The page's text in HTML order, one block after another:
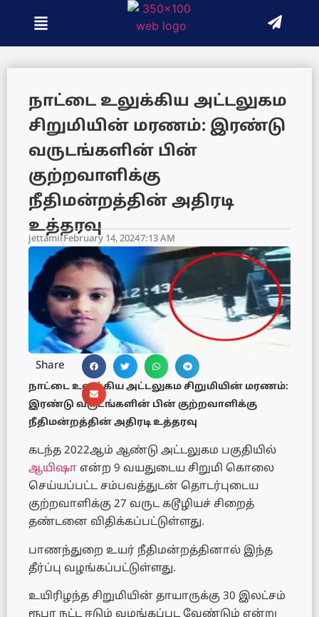
நாட்டை உலுக்கிய அட்டலுகம
சிறுமியின் மரணம்: இரண்டு
வருடங்களின் பின்
குற்றவாளிக்கு
நீதிமன்றத்தின் அதிரடி
உத்தரவு
jettamilFebruary 14, 20247:13 AM
Share
நாட்டை உலுக்கிய அட்டலுகம சிறுமியின் மரணம்:
இரண்டு வருடங்களின் பின் குற்றவாளிக்கு
நீதிமன்றத்தின் அதிரடி உத்தரவு
கடந்த 2022ஆம் ஆண்டு அட்டலுகம பகுதியில்
ஆயிஷா என்ற 9 வயதுடைய சிறுமி கொலை
செய்யப்பட்ட சம்பவத்துடன் தொடர்புடைய
குற்றவாளிக்கு 27 வருட கடூழியச் சிறைத்
தண்டனை விதிக்கப்பட்டுள்ளது.
பாணந்துறை உயர் நீதிமன்றத்தினால் இந்த
தீர்ப்பு வழங்கப்பட்டுள்ளது.
உயிரிழந்த சிறுமியின் தாயாருக்கு 30 இலட்சம்